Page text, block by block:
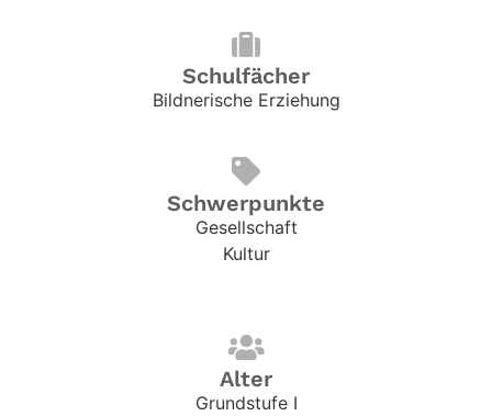
Schulfächer
Bildnerische Erziehung
Schwerpunkte
Gesellschaft
Kultur
Alter
Grundstufe I